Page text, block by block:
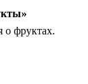
о фруктах.